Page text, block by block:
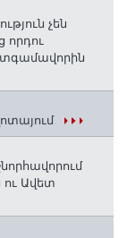
չեն
որդու
ու Ավետ